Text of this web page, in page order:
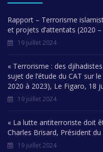
Rapport – Terrorisme
et projets d’attentats (2020
19 juillet 2024
« Terrorisme : des
sujet de l’étude du CAT sur
2020 à 2023), Le Figaro, 18
19 juillet 2024
« La lutte antiterroriste doit
Charles Brisard, Président
19 juillet 2024